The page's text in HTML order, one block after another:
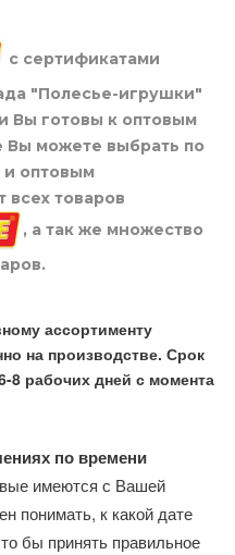
с сертификатами
"Полесье-игрушки"
Вы готовы к оптовым
Вы можете выбрать по
оптовым
всех товаров
, а так же множество
ассортименту
на производстве. Срок
8 рабочих дней с момента
по времени
имеются с Вашей
понимать, к какой дате
бы принять правильное